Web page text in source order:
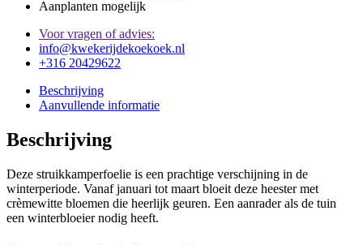
Aanplanten mogelijk
Voor vragen of advies:
info@kwekerijdekoekoek.nl
+316 20429622
Beschrijving
Aanvullende informatie
Beschrijving
Deze struikkamperfoelie is een prachtige verschijning in de
winterperiode. Vanaf januari tot maart bloeit deze heester met
crèmewitte bloemen die heerlijk geuren. Een aanrader als de tuin
een winterbloeier nodig heeft.